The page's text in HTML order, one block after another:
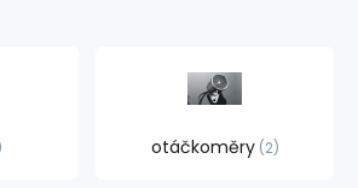
otáčkoměry 2